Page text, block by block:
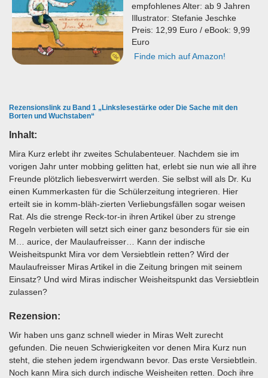
empfohlenes Alter: ab 9 Jahren
Illustrator: Stefanie Jeschke
Preis: 12,99 Euro / eBook: 9,99
Euro
Finde mich auf Amazon!
Rezensionslink zu Band 1 „Linkslesestärke oder Die Sache mit den
Borten und Wuchstaben“
Inhalt:
Mira Kurz erlebt ihr zweites Schulabenteuer. Nachdem sie im
vorigen Jahr unter mobbing gelitten hat, erlebt sie nun wie all ihre
Freunde plötzlich liebesverwirrt werden. Sie selbst will als Dr. Ku
einen Kummerkasten für die Schülerzeitung integrieren. Hier
erteilt sie in komm-bläh-zierten Verliebungsfällen sogar weisen
Rat. Als die strenge Reck-tor-in ihren Artikel über zu strenge
Regeln verbieten will setzt sich einer ganz besonders für sie ein
M… aurice, der Maulaufreisser… Kann der indische
Weisheitspunkt Mira vor dem Versiebtlein retten? Wird der
Maulaufreisser Miras Artikel in die Zeitung bringen mit seinem
Einsatz? Und wird Miras indischer Weisheitspunkt das Versiebtlein
zulassen?
Rezension:
Wir haben uns ganz schnell wieder in Miras Welt zurecht
gefunden. Die neuen Schwierigkeiten vor denen Mira Kurz nun
steht, die stehen jedem irgendwann bevor. Das erste Versiebtlein.
Noch kann Mira sich durch indische Weisheiten retten. Doch ihre